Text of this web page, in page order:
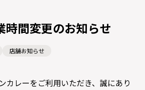
時間変更のお知らせ
店舗お知らせ
カレーをご利用いただき、誠にあり